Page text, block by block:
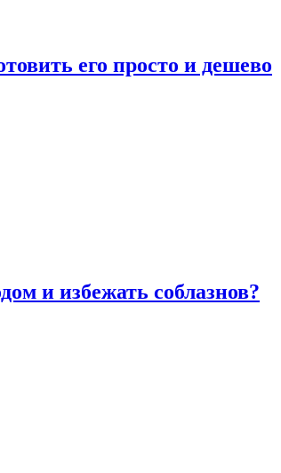
его просто и дешево
и избежать соблазнов?